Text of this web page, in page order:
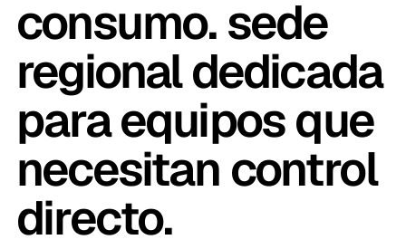
consumo. sede
regional dedicada
para equipos que
necesitan control
directo.